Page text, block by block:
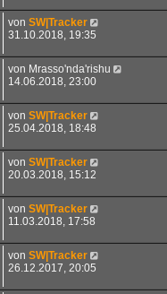
von SW|Tracker
31.10.2018, 19:35
von Mrasso'nda'rishu
14.06.2018, 23:00
von SW|Tracker
25.04.2018, 18:48
von SW|Tracker
20.03.2018, 15:12
von SW|Tracker
11.03.2018, 17:58
von SW|Tracker
26.12.2017, 20:05